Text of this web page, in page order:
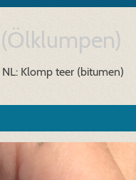
(Ölklumpen)
NL: Klomp teer (bitumen)